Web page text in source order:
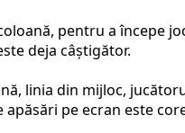
pentru a începe
deja câștigător.
linia din mijloc,
pe ecran este